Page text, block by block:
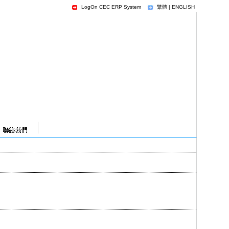
LogOn CEC ERP System 繁體 | ENGLISH